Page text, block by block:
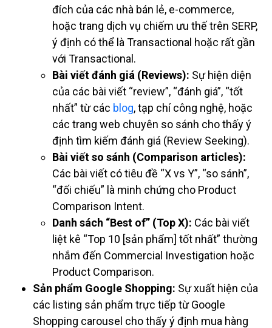
đích của các nhà bán lẻ, e-commerce,
hoặc trang dịch vụ chiếm ưu thế trên SERP,
ý định có thể là Transactional hoặc rất gần
với Transactional.
Bài viết đánh giá (Reviews): Sự hiện diện
của các bài viết “review”, “đánh giá”, “tốt
nhất” từ các blog, tạp chí công nghệ, hoặc
các trang web chuyên so sánh cho thấy ý
định tìm kiếm đánh giá (Review Seeking).
Bài viết so sánh (Comparison articles):
Các bài viết có tiêu đề “X vs Y”, “so sánh”,
“đối chiếu” là minh chứng cho Product
Comparison Intent.
Danh sách “Best of” (Top X): Các bài viết
liệt kê “Top 10 [sản phẩm] tốt nhất” thường
nhắm đến Commercial Investigation hoặc
Product Comparison.
Sản phẩm Google Shopping: Sự xuất hiện của
các listing sản phẩm trực tiếp từ Google
Shopping carousel cho thấy ý định mua hàng